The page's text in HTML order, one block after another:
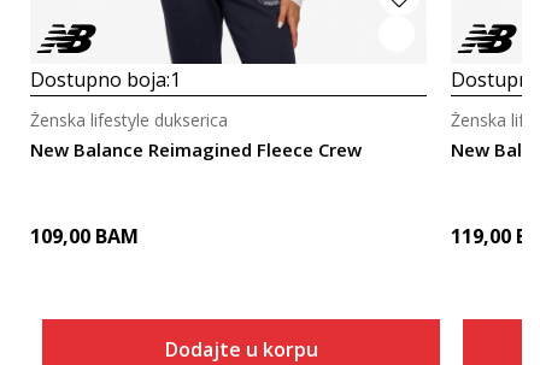
Dostupno boja:1
New Balance Reimagined Fleece Crew
Ženska lifestyle dukserica
109,00 BAM
Dodajte u korpu
New
Ženska
119,00